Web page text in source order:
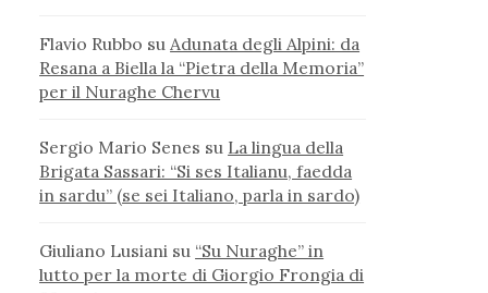
Flavio Rubbo su Adunata degli Alpini: da
Resana a Biella la “Pietra della Memoria”
per il Nuraghe Chervu
Sergio Mario Senes su La lingua della
Brigata Sassari: “Si ses Italianu, faedda
in sardu” (se sei Italiano, parla in sardo)
Giuliano Lusiani su “Su Nuraghe” in
lutto per la morte di Giorgio Frongia di